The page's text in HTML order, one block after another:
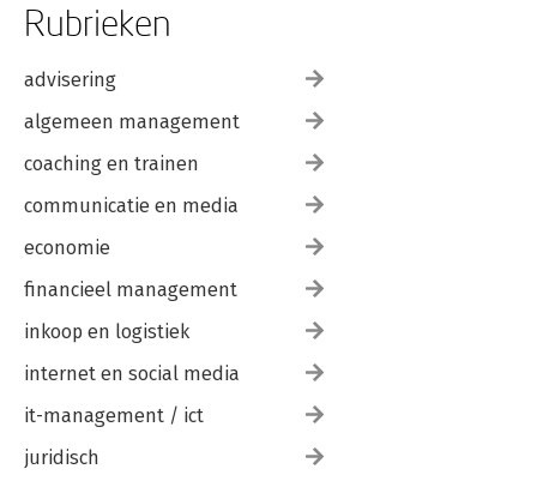
Rubrieken
advisering
algemeen management
coaching en trainen
communicatie en media
economie
financieel management
inkoop en logistiek
internet en social media
it-management / ict
juridisch